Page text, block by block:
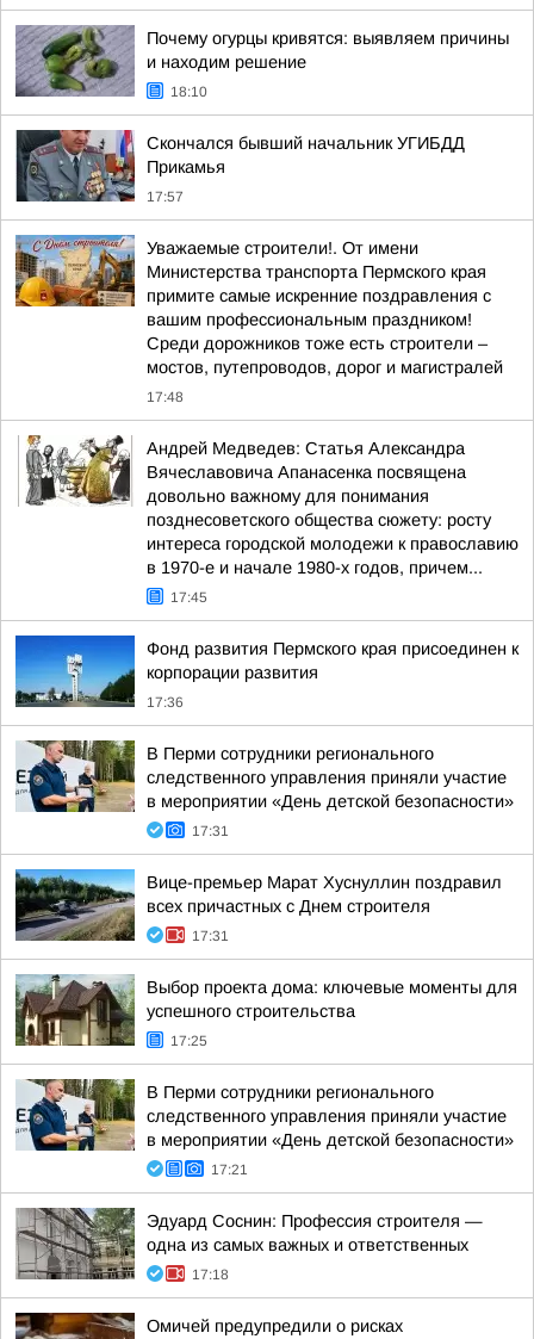
Почему огурцы кривятся: выявляем причины
и находим решение
18:10
Скончался бывший начальник УГИБДД
Прикамья
17:57
Уважаемые строители!. От имени
Министерства транспорта Пермского края
примите самые искренние поздравления с
вашим профессиональным праздником!
Среди дорожников тоже есть строители –
мостов, путепроводов, дорог и магистралей
17:48
Андрей Медведев: Статья Александра
Вячеславовича Апанасенка посвящена
довольно важному для понимания
позднесоветского общества сюжету: росту
интереса городской молодежи к православию
в 1970-е и начале 1980-х годов, причем...
17:45
Фонд развития Пермского края присоединен к
корпорации развития
17:36
В Перми сотрудники регионального
следственного управления приняли участие
в мероприятии «День детской безопасности»
17:31
Вице-премьер Марат Хуснуллин поздравил
всех причастных с Днем строителя
17:31
Выбор проекта дома: ключевые моменты для
успешного строительства
17:25
В Перми сотрудники регионального
следственного управления приняли участие
в мероприятии «День детской безопасности»
17:21
Эдуард Соснин: Профессия строителя —
одна из самых важных и ответственных
17:18
Омичей предупредили о рисках